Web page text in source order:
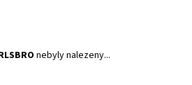
nebyly nalezeny...